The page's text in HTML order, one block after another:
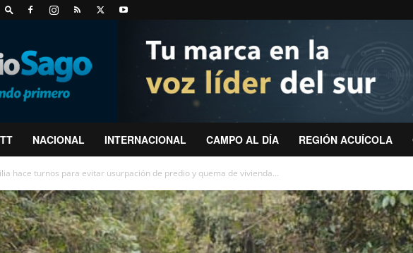
NACIONAL INTERNACIONAL CAMPO AL DÍA REGIÓN ACUÍCOLA
hace turnos para evitar usurpación de predio y quema de vivienda...